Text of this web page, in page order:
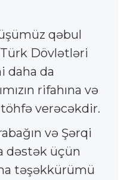
qəbul
Dövlətləri
daha da
rifahına və
verəcəkdir.
və Şərqi
dəstək üçün
təşəkkürümü